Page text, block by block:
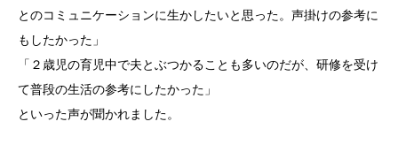
とのコミュニケーションに生かしたいと思った。声掛けの参考に
もしたかった 」
「２歳児の育児中で夫とぶつかることも多いのだが、研修を受け
て普段の生活の参考にしたかった」
といった声が聞かれました。